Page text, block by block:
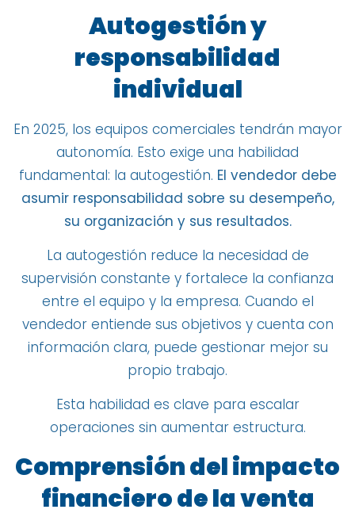
Autogestión y
responsabilidad
individual
En 2025, los equipos comerciales tendrán mayor
autonomía. Esto exige una habilidad
fundamental: la autogestión. El vendedor debe
asumir responsabilidad sobre su desempeño,
su organización y sus resultados.
La autogestión reduce la necesidad de
supervisión constante y fortalece la confianza
entre el equipo y la empresa. Cuando el
vendedor entiende sus objetivos y cuenta con
información clara, puede gestionar mejor su
propio trabajo.
Esta habilidad es clave para escalar
operaciones sin aumentar estructura.
Comprensión del impacto
financiero de la venta